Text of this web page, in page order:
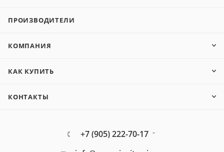
ПРОИЗВОДИТЕЛИ
КОМПАНИЯ
КАК КУПИТЬ
КОНТАКТЫ
+7 (905) 222-70-17